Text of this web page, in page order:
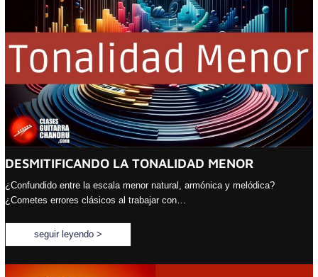
DESMITIFICANDO LA TONALIDAD MENOR
¿Confundido entre la escala menor natural, armónica y melódica?
¿Cometes errores clásicos al trabajar con…
seguir leyendo >